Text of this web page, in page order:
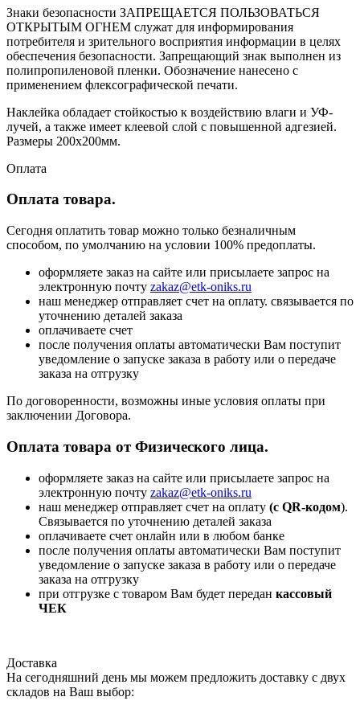
Знаки безопасности ЗАПРЕЩАЕТСЯ ПОЛЬЗОВАТЬСЯ
ОТКРЫТЫМ ОГНЕМ служат для информирования
потребителя и зрительного восприятия информации в целях
обеспечения безопасности. Запрещающий знак выполнен из
полипропиленовой пленки. Обозначение нанесено с
применением флексографической печати.
Наклейка обладает стойкостью к воздействию влаги и УФ-
лучей, а также имеет клеевой слой с повышенной адгезией.
Размеры 200х200мм.
Оплата
Оплата товара.
Сегодня оплатить товар можно только безналичным
способом, по умолчанию на условии 100% предоплаты.
оформляете заказ на сайте или присылаете запрос на
электронную почту zakaz@etk-oniks.ru
наш менеджер отправляет счет на оплату. связывается по
уточнению деталей заказа
оплачиваете счет
после получения оплаты автоматически Вам поступит
уведомление о запуске заказа в работу или о передаче
заказа на отгрузку
По договоренности, возможны иные условия оплаты при
заключении Договора.
Оплата товара от Физического лица.
оформляете заказ на сайте или присылаете запрос на
электронную почту zakaz@etk-oniks.ru
наш менеджер отправляет счет на оплату (с QR-кодом).
Связывается по уточнению деталей заказа
оплачиваете счет онлайн или в любом банке
после получения оплаты автоматически Вам поступит
уведомление о запуске заказа в работу или о передаче
заказа на отгрузку
при отгрузке с товаром Вам будет передан кассовый
ЧЕК
Доставка
На сегодняшний день мы можем предложить доставку с двух
складов на Ваш выбор: